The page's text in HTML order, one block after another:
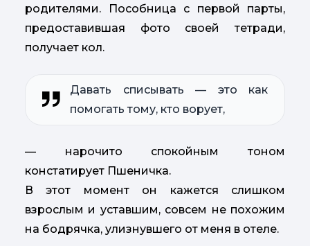
родителями. Пособница с первой парты,
предоставившая фото своей тетради,
получает кол.
Давать списывать — это как
помогать тому, кто ворует,
— нарочито спокойным тоном
констатирует Пшеничка.
В этот момент он кажется слишком
взрослым и уставшим, совсем не похожим
на бодрячка, улизнувшего от меня в отеле.